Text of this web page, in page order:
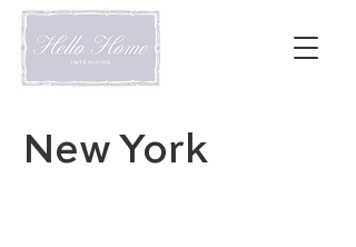
New York